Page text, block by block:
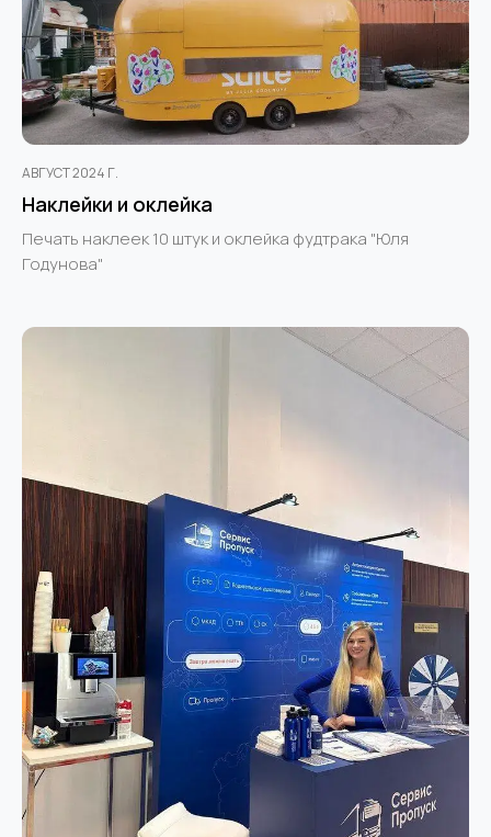
АВГУСТ 2024 Г.
Наклейки и оклейка
Печать наклеек 10 штук и оклейка фудтрака "Юля
Годунова"